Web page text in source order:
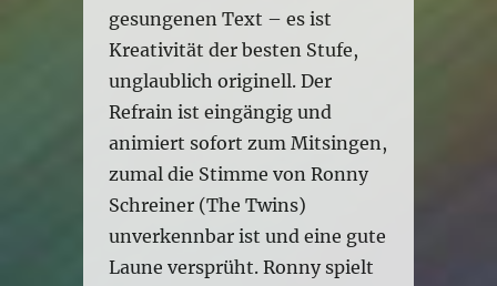
gesungenen Text – es ist
Kreativität der besten Stufe,
unglaublich originell. Der
Refrain ist eingängig und
animiert sofort zum Mitsingen,
zumal die Stimme von Ronny
Schreiner (The Twins)
unverkennbar ist und eine gute
Laune versprüht. Ronny spielt